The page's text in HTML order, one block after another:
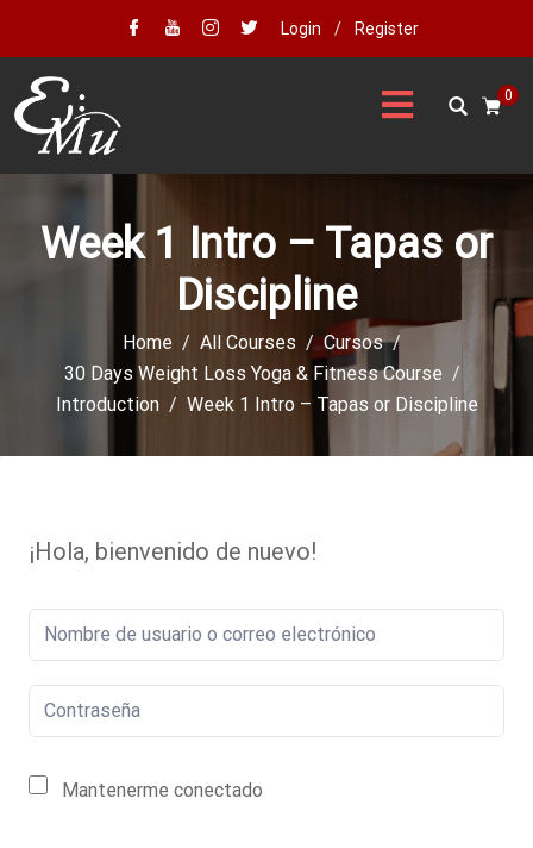
Login / Register
0
Week 1 Intro – Tapas or
Discipline
Home All Courses
Cursos
30 Days Weight Loss Yoga & Fitness Course
Introduction
Week 1 Intro – Tapas or Discipline
¡Hola, bienvenido de nuevo!
Mantenerme conectado